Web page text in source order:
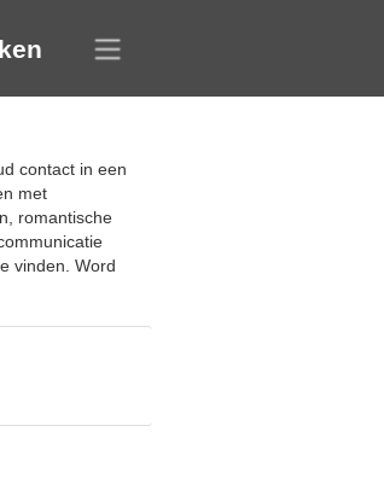
contact in een
met
romantische
vinden. Word